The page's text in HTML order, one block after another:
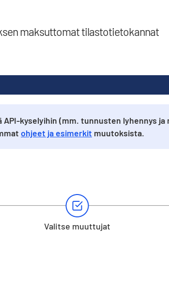
maksuttomat tilastotietokannat
kyselyihin (mm. tunnusten lyhennys
ohjeet ja esimerkit muutoksista.
Valitse muuttujat